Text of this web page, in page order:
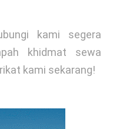
kami segera
khidmat sewa
kami sekarang!